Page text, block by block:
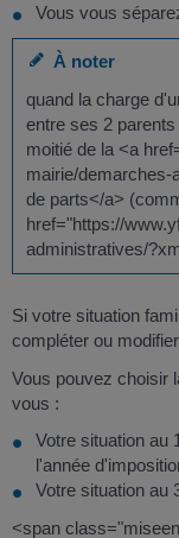
Vous vous
À noter
quand la charge
entre ses 2
moitié de la <a
mairie/demarches-
de parts</a>
href="https://
administratives/
Si votre situation
compléter ou
Vous pouvez choisir
vous :
Votre situation au
l'année
Votre situation au
<span